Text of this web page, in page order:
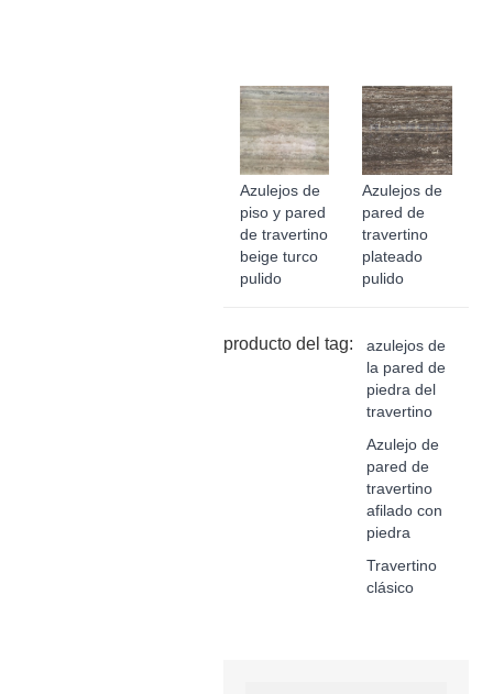
Azulejos de
piso y pared
de travertino
beige turco
pulido
Azulejos de
pared de
travertino
plateado
pulido
producto del tag:
azulejos de
la pared de
piedra del
travertino
Azulejo de
pared de
travertino
afilado con
piedra
Travertino
clásico